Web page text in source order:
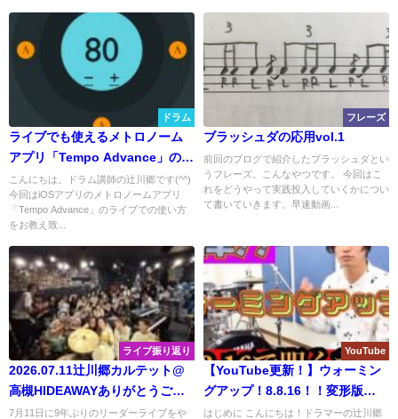
ドラム
ライブでも使えるメトロノーム
アプリ「Tempo Advance」の使
い方
こんにちは。ドラム講師の辻川郷です(^^)
今回はiOSアプリのメトロノームアプリ
「Tempo Advance」のライブでの使い方
をお教え致...
フレーズ
ブラッシュダの応用vol.1
前回のブログで紹介したブラッシュダとい
うフレーズ。こんなやつです。 今回はこ
れをどうやって実践投入していくかについ
て書いていきます。早速動画...
ライブ振り返り
2026.07.11辻川郷カルテット@
高槻HIDEAWAYありがとうござ
いました！！
7月11日に9年ぶりのリーダーライブをや
YouTube
【YouTube更新！】ウォーミン
グアップ！8.8.16！！変形版
Stone KillerでらくらくWarm
はじめに こんにちは！ドラマーの辻川郷